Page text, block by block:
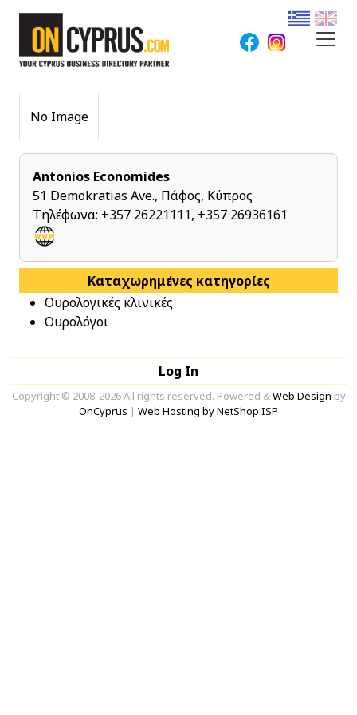
No Image
Antonios Economides
51 Demokratias Ave., Πάφος, Κύπρος
Τηλέφωνα: +357 26221111, +357 26936161
Καταχωρημένες κατηγορίες
Ουρολογικές κλινικές
Ουρολόγοι
Log In
Copyright © 2008-2026 All rights reserved. Powered &Web Design by
OnCyprus | Web Hosting by NetShop ISP